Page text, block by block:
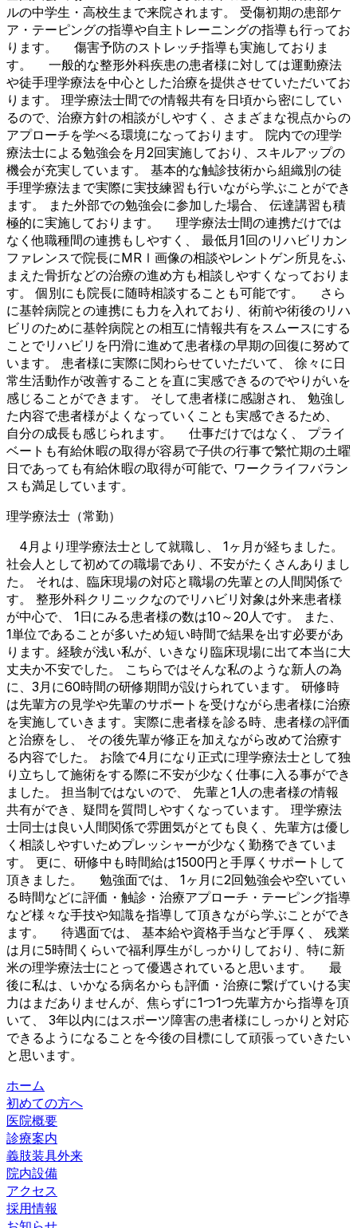
ルの中学生・高校生まで来院されます。 受傷初期の患部ケ
ア・テーピングの指導や自主トレーニングの指導も行ってお
ります。 傷害予防のストレッチ指導も実施しておりま
す。 一般的な整形外科疾患の患者様に対しては運動療法
や徒手理学療法を中心とした治療を提供させていただいてお
ります。 理学療法士間での情報共有を日頃から密にしてい
るので、治療方針の相談がしやすく、さまざまな視点からの
アプローチを学べる環境になっております。 院内での理学
療法士による勉強会を月2回実施しており、スキルアップの
機会が充実しています。 基本的な触診技術から組織別の徒
手理学療法まで実際に実技練習も行いながら学ぶことができ
ます。 また外部での勉強会に参加した場合、 伝達講習も積
極的に実施しております。 理学療法士間の連携だけでは
なく他職種間の連携もしやすく、 最低月1回のリハビリカン
ファレンスで院長にMRⅠ画像の相談やレントゲン所見をふ
まえた骨折などの治療の進め方も相談しやすくなっておりま
す。 個別にも院長に随時相談することも可能です。 さら
に基幹病院との連携にも力を入れており、術前や術後のリハ
ビリのために基幹病院との相互に情報共有をスムースにする
ことでリハビリを円滑に進めて患者様の早期の回復に努めて
います。 患者様に実際に関わらせていただいて、 徐々に日
常生活動作が改善することを直に実感できるのでやりがいを
感じることができます。 そして患者様に感謝され、 勉強し
た内容で患者様がよくなっていくことも実感できるため、
自分の成長も感じられます。 仕事だけではなく、 プライ
ベートも有給休暇の取得が容易で子供の行事で繁忙期の土曜
日であっても有給休暇の取得が可能で､ ワークライフバラン
スも満足しています。
理学療法士（常勤）
4月より理学療法士として就職し、 1ヶ月が経ちました。
社会人として初めての職場であり、不安がたくさんありまし
た。 それは、臨床現場の対応と職場の先輩との人間関係で
す。 整形外科クリニックなのでリハビリ対象は外来患者様
が中心で、 1日にみる患者様の数は10～20人です。 また、
1単位であることが多いため短い時間で結果を出す必要があ
ります。経験が浅い私が、いきなり臨床現場に出て本当に大
丈夫か不安でした。 こちらではそんな私のような新人の為
に、3月に60時間の研修期間が設けられています。 研修時
は先輩方の見学や先輩のサポートを受けながら患者様に治療
を実施していきます。実際に患者様を診る時、患者様の評価
と治療をし、 その後先輩が修正を加えながら改めて治療す
る内容でした。 お陰で4月になり正式に理学療法士として独
り立ちして施術をする際に不安が少なく仕事に入る事ができ
ました。 担当制ではないので、 先輩と1人の患者様の情報
共有ができ、疑問を質問しやすくなっています。 理学療法
士同士は良い人間関係で雰囲気がとても良く、先輩方は優し
く相談しやすいためプレッシャーが少なく勤務できていま
す。 更に、研修中も時間給は1500円と手厚くサポートして
頂きました。 勉強面では、 1ヶ月に2回勉強会や空いてい
る時間などに評価・触診・治療アプローチ・テーピング指導
など様々な手技や知識を指導して頂きながら学ぶことができ
ます。 待遇面では、 基本給や資格手当など手厚く、 残業
は月に5時間くらいで福利厚生がしっかりしており、特に新
米の理学療法士にとって優遇されていると思います。 最
後に私は、いかなる病名からも評価・治療に繋げていける実
力はまだありませんが、焦らずに1つ1つ先輩方から指導を頂
いて、 3年以内にはスポーツ障害の患者様にしっかりと対応
できるようになることを今後の目標にして頑張っていきたい
と思います。
ホーム
初めての方へ
医院概要
診療案内
義肢装具外来
院内設備
アクセス
採用情報